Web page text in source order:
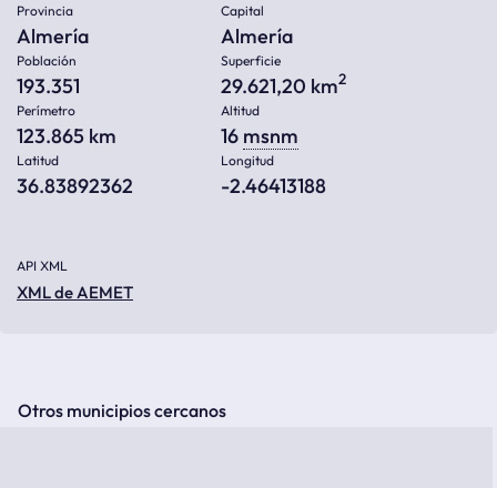
Provincia
Almería
Capital
Almería
Población
193.351
Superficie
29.621,20 km2
Perímetro
123.865 km
Altitud
16 msnm
Latitud
36.83892362
Longitud
-2.46413188
API XML
XML de AEMET
Otros municipios cercanos